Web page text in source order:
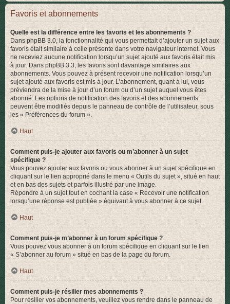
Favoris et abonnements
Quelle est la différence entre les favoris et les abonnements ?
Dans phpBB 3.0, la fonctionnalité qui vous permettait d’ajouter un sujet aux
favoris était similaire à celle présente dans votre navigateur internet. Vous
ne receviez aucune notification lorsqu’un sujet ajouté aux favoris était mis
à jour. Dans phpBB 3.3, les favoris sont davantage similaires aux
abonnements. Vous pouvez à présent recevoir une notification lorsqu’un
sujet ajouté aux favoris est mis à jour. L’abonnement, quant à lui, vous
préviendra de la mise à jour d’un forum ou d’un sujet auquel vous êtes
abonné. Les options de notification des favoris et des abonnements
peuvent être modifiés depuis le panneau de contrôle de l’utilisateur, sous
les « Préférences du forum ».
Haut
Comment puis-je ajouter aux favoris ou m’abonner à un sujet
spécifique ?
Vous pouvez ajouter aux favoris ou vous abonner à un sujet spécifique en
cliquant sur le lien approprié dans le menu « Outils du sujet », situé en haut
et en bas des sujets et parfois illustré par une image.
Répondre à un sujet tout en cochant la case « Recevoir une notification
lorsqu’une réponse est publiée » équivaut à vous abonner à ce sujet.
Haut
Comment puis-je m’abonner à un forum spécifique ?
Vous pouvez vous abonner à un forum spécifique en cliquant sur le lien
« S’abonner au forum » situé en bas de la page du forum.
Haut
Comment puis-je résilier mes abonnements ?
Pour résilier vos abonnements, veuillez vous rendre dans le panneau de